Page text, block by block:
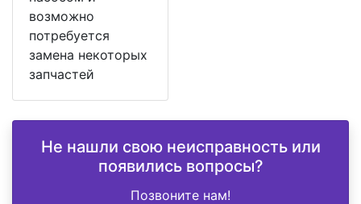
возможно
потребуется
замена некоторых
запчастей
Не нашли свою неисправность или
появились вопросы?
Позвоните нам!